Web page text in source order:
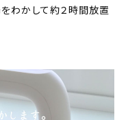
わかして約２時間放置